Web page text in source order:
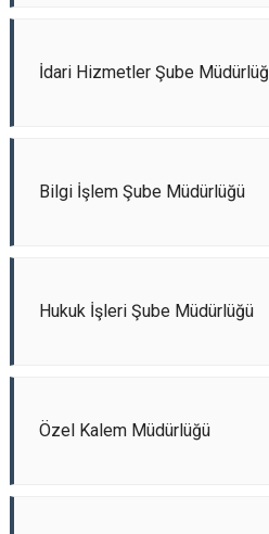
İdari Hizmetler Şube
Bilgi İşlem Şube Müdürlüğü
Hukuk İşleri Şube Müdürlüğü
Özel Kalem Müdürlüğü